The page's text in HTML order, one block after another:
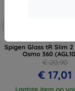
Spigen Glass tR Slim 2
Osmo 360
€ 20,90
€ 17,01
Laatste item op